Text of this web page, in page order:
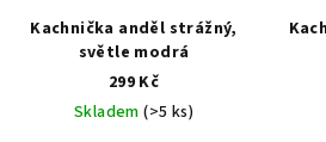
Kachnička anděl strážný,
světle modrá
299 Kč
Skladem(>5 ks)